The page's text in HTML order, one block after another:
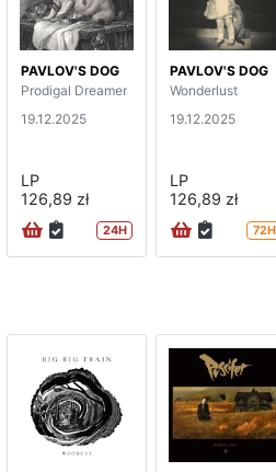
PAVLOV'S DOG
Prodigal Dreamer
19.12.2025
LP
126,89 zł
24H
PAVLOV'S DOG
Wonderlust
19.12.2025
LP
126,89 zł
72H